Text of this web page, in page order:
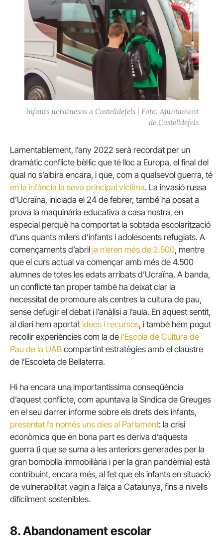
Infants ucraïnesos a Castelldefels | Foto: Ajuntament
de Castelldefels
Lamentablement, l’any 2022 serà recordat per un
dramàtic conflicte bèl·lic que té lloc a Europa, el final del
qual no s’albira encara, i que, com a qualsevol guerra, té
en la infància la seva principal víctima. La invasió russa
d’Ucraïna, iniciada el 24 de febrer, també ha posat a
prova la maquinària educativa a casa nostra, en
especial perquè ha comportat la sobtada escolarització
d’uns quants milers d’infants i adolescents refugiats. A
començaments d’abril ja n’eren més de 2.500, mentre
que el curs actual va començar amb més de 4.500
alumnes de totes les edats arribats d’Ucraïna. A banda,
un conflicte tan proper també ha deixat clar la
necessitat de promoure als centres la cultura de pau,
sense defugir el debat i l’anàlisi a l’aula. En aquest sentit,
al diari hem aportat idees i recursos, i també hem pogut
recollir experiències com la de l’Escola de Cultura de
Pau de la UAB compartint estratègies amb el claustre
de l’Escoleta de Bellaterra.
Hi ha encara una importantíssima conseqüència
d’aquest conflicte, com apuntava la Síndica de Greuges
en el seu darrer informe sobre els drets dels infants,
presentat fa només uns dies al Parlament: la crisi
econòmica que en bona part es deriva d’aquesta
guerra (i que se suma a les anteriors generades per la
gran bombolla immobiliària i per la gran pandèmia) està
contribuint, encara més, al fet que els infants en situació
de vulnerabilitat vagin a l’alça a Catalunya, fins a nivells
difícilment sostenibles.
8. Abandonament escolar